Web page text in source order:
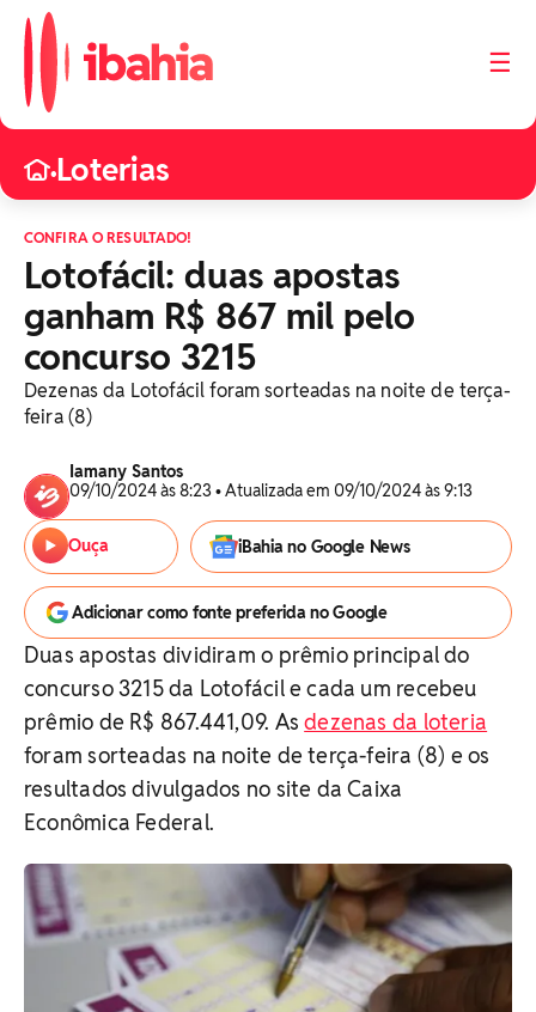
☰
•Loterias
CONFIRA O RESULTADO!
Lotofácil: duas apostas
ganham R$ 867 mil pelo
concurso 3215
Dezenas da Lotofácil foram sorteadas na noite de terça-
feira (8)
Iamany Santos
09/10/2024 às 8:23 • Atualizada em 09/10/2024 às 9:13
Ouça iBahia no Google News
Adicionar como fonte preferida no Google
Duas apostas dividiram o prêmio principal do
concurso 3215 da Lotofácil e cada um recebeu
prêmio de R$ 867.441,09. Asdezenas da loteria
foram sorteadas na noite de terça-feira (8) e os
resultados divulgados no site da Caixa
Econômica Federal.